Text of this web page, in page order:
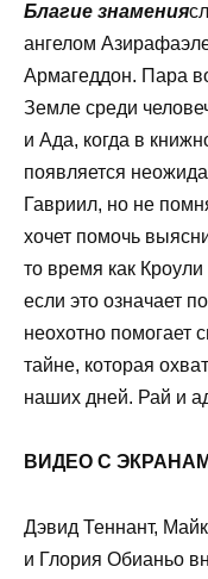
Благие знамения
ангелом
Армагеддон. Пара
Земле среди
и Ада, когда в
появляется
Гавриил, но не
хочет помочь
то время как
если это означает
неохотно помогает
тайне, которая
наших дней. Рай и
ВИДЕО С
Дэвид Теннант,
и Глория Обианьо